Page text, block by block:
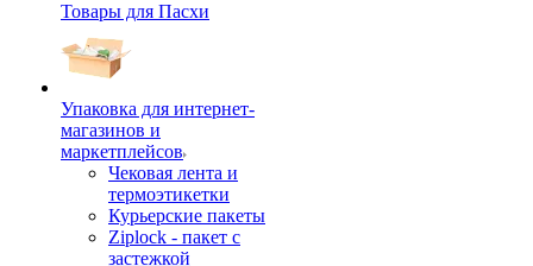
Товары для Пасхи
Упаковка для интернет-
магазинов и
маркетплейсов
Чековая лента и
термоэтикетки
Курьерские пакеты
Ziplock - пакет с
застежкой